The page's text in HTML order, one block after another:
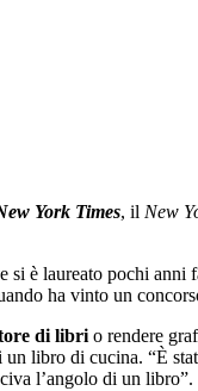
York Times, il New
è laureato pochi anni
ha vinto un
di libri o rendere
libro di cucina. “È
l’angolo di un libro”.